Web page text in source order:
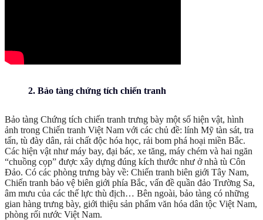
2. Bảo tàng chứng tích chiến tranh
Bảo tàng Chứng tích chiến tranh trưng bày một số hiện vật, hình
ảnh trong Chiến tranh Việt Nam với các chủ đề: lính Mỹ tàn sát, tra
tấn, tù đày dân, rải chất độc hóa học, rải bom phá hoại miền Bắc.
Các hiện vật như máy bay, đại bác, xe tăng, máy chém và hai ngăn
“chuồng cọp” được xây dựng đúng kích thước như ở nhà tù Côn
Đảo. Có các phòng trưng bày về: Chiến tranh biên giới Tây Nam,
Chiến tranh bảo vệ biên giới phía Bắc, vấn đề quần đảo Trường Sa,
âm mưu của các thế lực thù địch… Bên ngoài, bảo tàng có những
gian hàng trưng bày, giới thiệu sản phẩm văn hóa dân tộc Việt Nam,
phòng rối nước Việt Nam.